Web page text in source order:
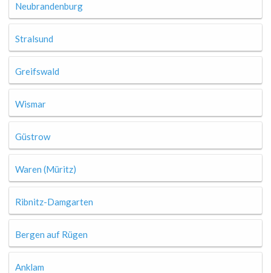
Neubrandenburg
Stralsund
Greifswald
Wismar
Güstrow
Waren (Müritz)
Ribnitz-Damgarten
Bergen auf Rügen
Anklam